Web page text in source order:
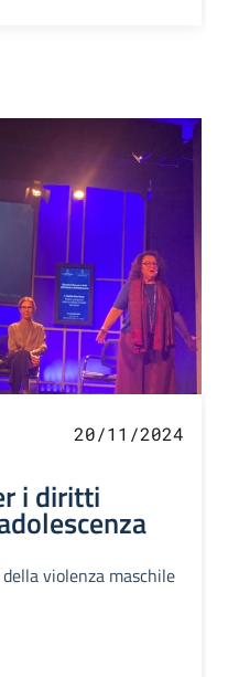
20/11/2024
i diritti
violenza maschile